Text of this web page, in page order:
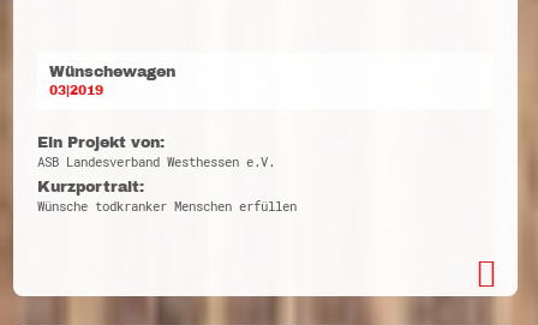
Wünschewagen
03|2019
Ein Projekt von:
ASB Landesverband Westhessen e.V.
Kurzportrait:
Wünsche todkranker Menschen erfüllen